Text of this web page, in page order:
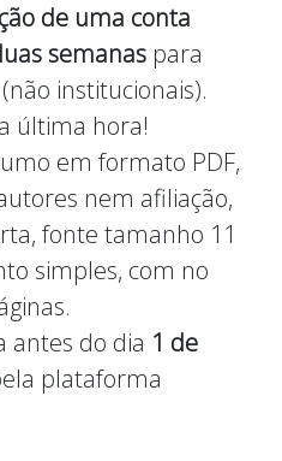
de uma conta
semanas para
institucionais).
última hora!
em formato PDF,
nem afiliação,
fonte tamanho 11
simples, com no
antes do dia 1 de
plataforma